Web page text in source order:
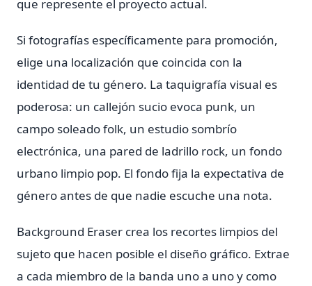
que represente el proyecto actual.
Si fotografías específicamente para promoción,
elige una localización que coincida con la
identidad de tu género. La taquigrafía visual es
poderosa: un callejón sucio evoca punk, un
campo soleado folk, un estudio sombrío
electrónica, una pared de ladrillo rock, un fondo
urbano limpio pop. El fondo fija la expectativa de
género antes de que nadie escuche una nota.
Background Eraser crea los recortes limpios del
sujeto que hacen posible el diseño gráfico. Extrae
a cada miembro de la banda uno a uno y como